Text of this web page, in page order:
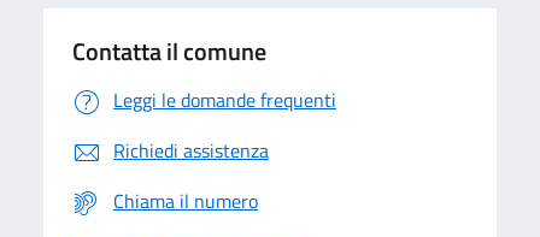
Contatta il comune
Leggi le domande frequenti
Richiedi assistenza
Chiama il numero